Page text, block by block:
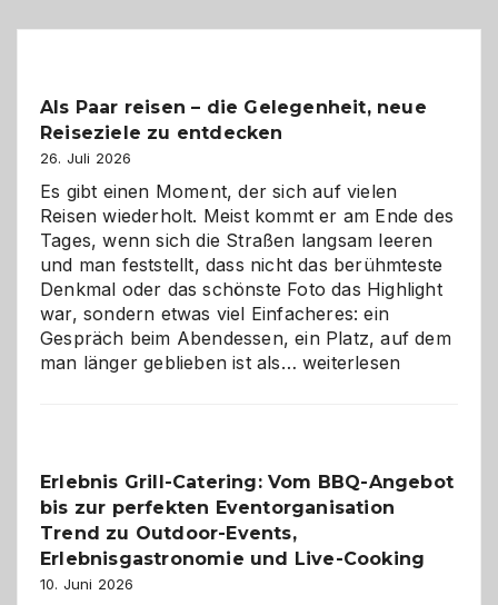
der
Als Paar reisen – die Gelegenheit, neue
Reiseziele zu entdecken
26. Juli 2026
Es gibt einen Moment, der sich auf vielen
Reisen wiederholt. Meist kommt er am Ende des
Tages, wenn sich die Straßen langsam leeren
und man feststellt, dass nicht das berühmteste
Denkmal oder das schönste Foto das Highlight
war, sondern etwas viel Einfacheres: ein
Gespräch beim Abendessen, ein Platz, auf dem
man länger geblieben ist als… Als
Gelegenheit,
neue
zu
weiterlesen
Erlebnis Grill-Catering: Vom BBQ-Angebot
bis zur perfekten Eventorganisation
Trend zu Outdoor-Events,
Erlebnisgastronomie und Live-Cooking
10. Juni 2026